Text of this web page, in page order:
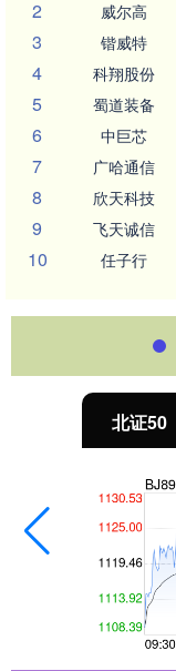
2 威尔高
3 锴威特
4 科翔股份
5 蜀道装备
6 中巨芯
7 广哈通信
8 欣天科技
9 飞天诚信
10 任子行
北证50